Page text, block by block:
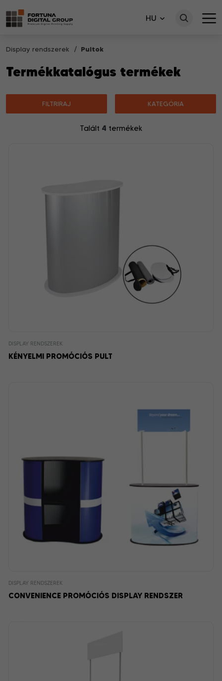
HU
Display rendszerek Pultok
Termékkatalógus termékek
FILTRIRAJ KATEGÓRIA
Talált 4 termékek
DISPLAY RENDSZEREK
KÉNYELMI PROMÓCIÓS PULT
DISPLAY RENDSZEREK
CONVENIENCE PROMÓCIÓS DISPLAY RENDSZER